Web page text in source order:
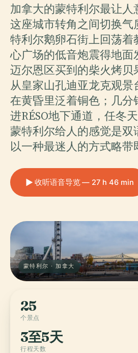
加拿大的蒙特利尔最让人
这座城市转角之间切换气
特利尔鹅卵石街上回荡着
心广场的低音炮震得地面
迈尔恩区买到的柴火烤贝
从皇家山孔迪亚龙克观景
在黄昏里泛着铜色；几分
进RÉSO地下通道，任冬
蒙特利尔给人的感觉是双
以一种最迷人的方式略带
收听语音导览 — 27 h 46 min
蒙特利尔 · 加拿大
25
个景点
3至5天
行程天数